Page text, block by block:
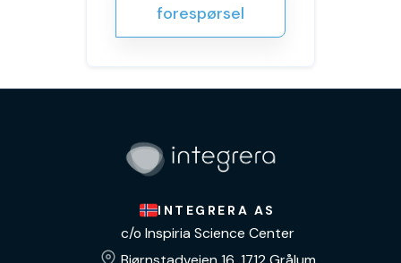
forespørsel
INTEGRERA AS
c/o Inspiria Science Center